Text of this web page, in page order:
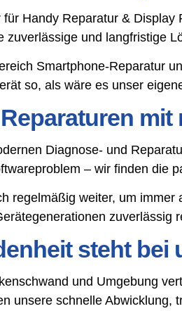
Handy Reparatur &
zuverlässige und langfristige
Smartphone-Reparatur
so, als wäre es unser
Diagnose- und
– wir finden die
regelmäßig weiter, um
zuverlässig
steht bei
und Umgebung
unsere schnelle